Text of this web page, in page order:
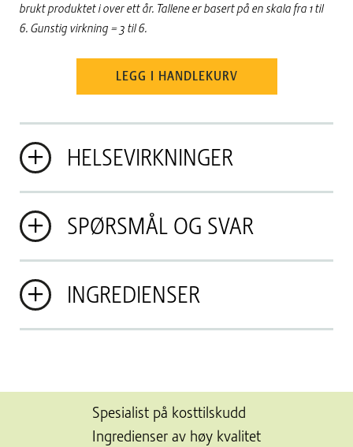
brukt produktet i over ett år. Tallene er basert på en skala fra 1 til
6. Gunstig virkning = 3 til 6.
LEGG I HANDLEKURV
HELSEVIRKNINGER
SPØRSMÅL OG SVAR
INGREDIENSER
Spesialist på kosttilskudd
Ingredienser av høy kvalitet